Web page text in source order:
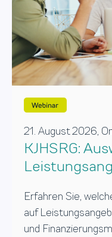
21. August 2026,
KJHSRG:
Erfahren Sie,
auf
und